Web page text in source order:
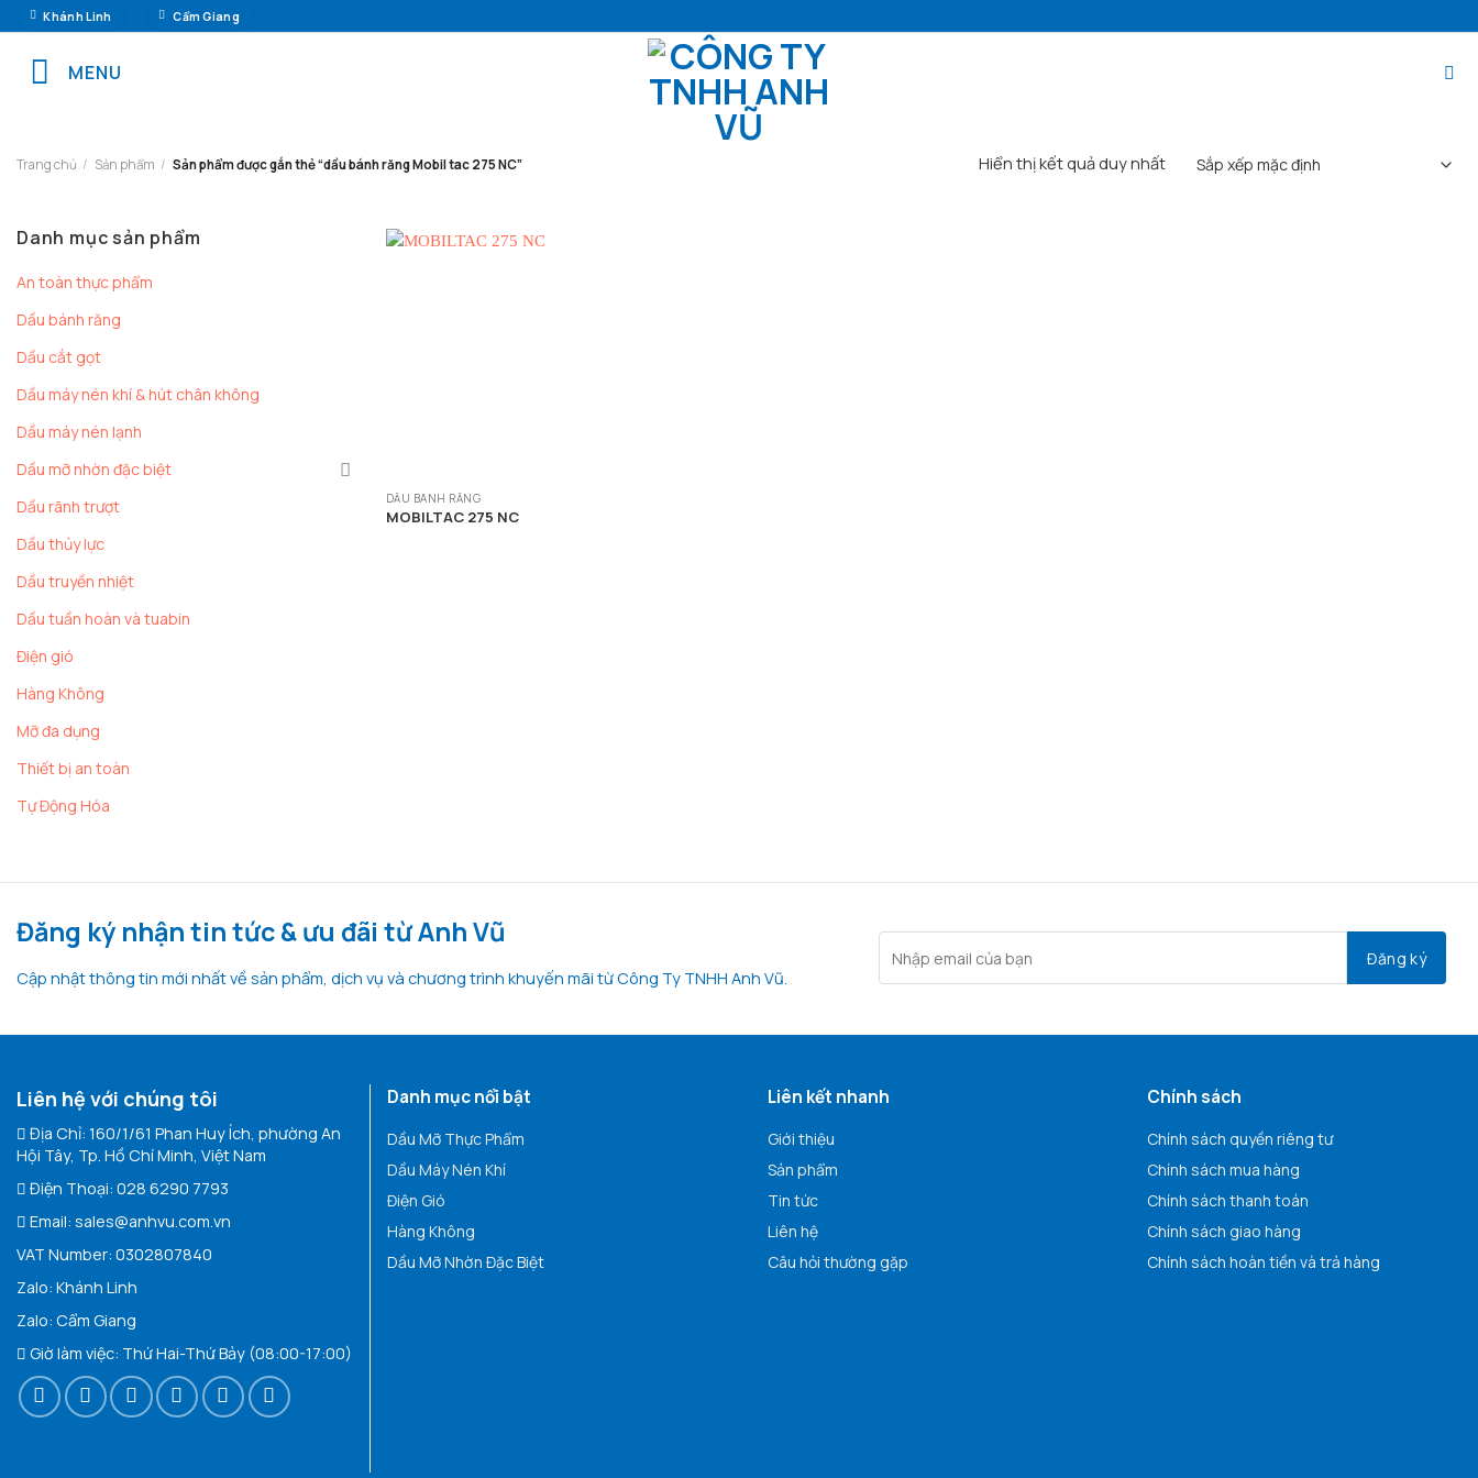
Chuyển
đến
dung
Khánh Linh Cẩm Giang
MENU
Trang chủ / Sản phẩm / Sản phẩm được gắn thẻ “dầu bánh răng Mobil tac 275 NC” Hiển thị kết quả duy nhất
Danh mục sản phẩm
An toàn thực phẩm
Dầu bánh răng
Dầu cắt gọt
Dầu máy nén khí & hút chân không
Dầu máy nén lạnh
Dầu mỡ nhờn đặc biệt
Dầu rãnh trượt
Dầu thủy lực
Dầu truyền nhiệt
Dầu tuần hoàn và tuabin
Điện gió
Hàng Không
Mỡ đa dụng
Thiết bị an toàn
Tự Động Hóa
DẦU BÁNH RĂNG
MOBILTAC 275 NC
Đăng ký nhận tin tức & ưu đãi từ Anh Vũ
Cập nhật thông tin mới nhất về sản phẩm, dịch vụ và chương trình khuyến mãi từ Công Ty TNHH Anh Vũ.
Liên hệ với chúng tôi
Địa Chỉ: 160/1/61 Phan Huy Ích, phường An
Hội Tây, Tp. Hồ Chí Minh, Việt Nam
Điện Thoại: 028 6290 7793
Email: sales@anhvu.com.vn
VAT Number: 0302807840
Zalo: Khánh Linh
Zalo: Cẩm Giang
Giờ làm việc: Thứ Hai-Thứ Bảy (08:00-17:00)
Danh mục nổi bật
Dầu Mỡ Thực Phẩm
Dầu Máy Nén Khí
Điện Gió
Hàng Không
Dầu Mỡ Nhờn Đặc Biệt
Liên kết nhanh
Giới thiệu
Sản phẩm
Tin tức
Liên hệ
Câu hỏi thường gặp
Chính sách
Chính sách quyền riêng tư
Chính sách mua hàng
Chính sách thanh toán
Chính sách giao hàng
Chính sách hoàn tiền và trả hàng